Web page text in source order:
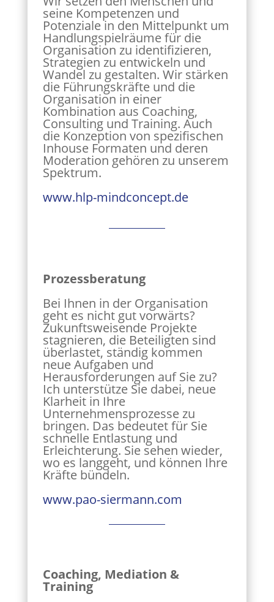
seine Kompetenzen und
Potenziale in den Mittelpunkt um
Handlungspielräume für die
Organisation zu identifizieren,
Strategien zu entwickeln und
Wandel zu gestalten. Wir stärken
die Führungskräfte und die
Organisation in einer
Kombination aus Coaching,
Consulting und Training. Auch
die Konzeption von spezifischen
Inhouse Formaten und deren
Moderation gehören zu unserem
Spektrum.
www.hlp-mindconcept.de
Prozessberatung
Bei Ihnen in der Organisation
geht es nicht gut vorwärts?
Zukunftsweisende Projekte
stagnieren, die Beteiligten sind
überlastet, ständig kommen
neue Aufgaben und
Herausforderungen auf Sie zu?
Ich unterstütze Sie dabei, neue
Klarheit in Ihre
Unternehmensprozesse zu
bringen. Das bedeutet für Sie
schnelle Entlastung und
Erleichterung. Sie sehen wieder,
wo es langgeht, und können Ihre
Kräfte bündeln.
www.pao-siermann.com
Coaching, Mediation &
Training